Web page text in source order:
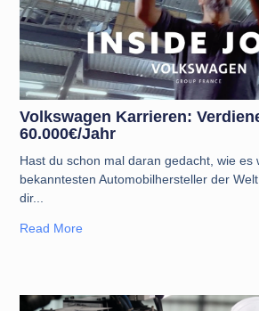
Volkswagen Karrieren:
60.000€/Jahr
Hast du schon mal daran gedacht, wie es
bekanntesten Automobilhersteller der
dir
Read More